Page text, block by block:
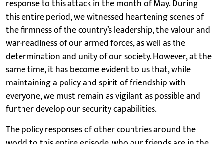
response to this attack in the month of May. During
this entire period, we witnessed heartening scenes of
the firmness of the country’s leadership, the valour and
war-readiness of our armed forces, as well as the
determination and unity of our society. However, at the
same time, it has become evident to us that, while
maintaining a policy and spirit of friendship with
everyone, we must remain as vigilant as possible and
further develop our security capabilities.
The policy responses of other countries around the